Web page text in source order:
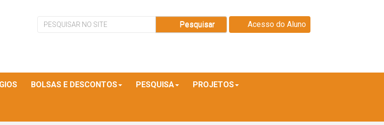
Pesquisar Acesso do Aluno
BOLSAS E DESCONTOS PESQUISA PROJETOS